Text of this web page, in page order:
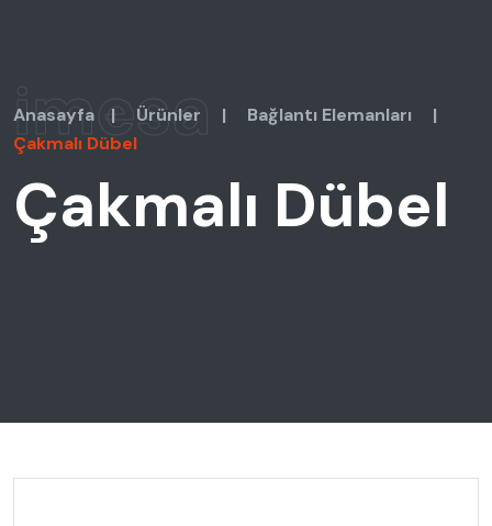
imesa
Anasayfa | Ürünler | Bağlantı Elemanları
|
Çakmalı Dübel
Çakmalı Dübel